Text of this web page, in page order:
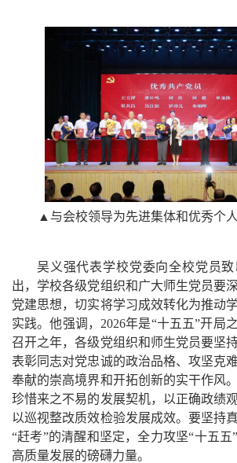
▲ 与会校领导为先进集体和优秀个
吴义强代表学校党委向全校党员
出，学校各级党组织和广大师生党员要
党建思想，切实将学习成效转化为推动
实践。他强调，2026年是“十五五”开局
召开之年，各级党组织和师生党员要坚
表彰同志对党忠诚的政治品格、攻坚克
奉献的崇高境界和开拓创新的实干作风
珍惜来之不易的发展契机，以正确政绩
以巡视整改质效检验发展成效。要坚持
“赶考”的清醒和坚定，全力攻坚“十五
高质量发展的磅礴力量。